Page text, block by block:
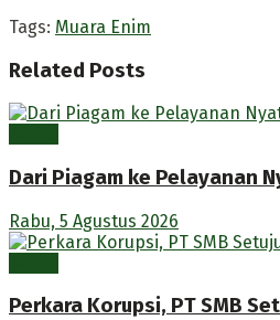
Tags: Muara Enim
Related Posts
Dari Piagam ke Pelayanan
Rabu, 5 Agustus 2026
Perkara Korupsi, PT SMB